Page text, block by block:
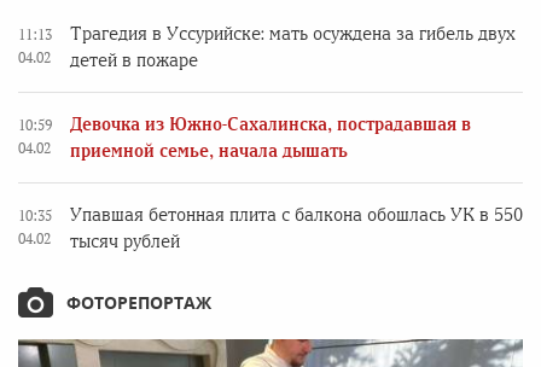
11:13
04.02
Трагедия в Уссурийске: мать осуждена за гибель двух
детей в пожаре
10:59
04.02
Девочка из Южно-Сахалинска, пострадавшая в
приемной семье, начала дышать
10:35
04.02
Упавшая бетонная плита с балкона обошлась УК в 550
тысяч рублей
ФОТОРЕПОРТАЖ